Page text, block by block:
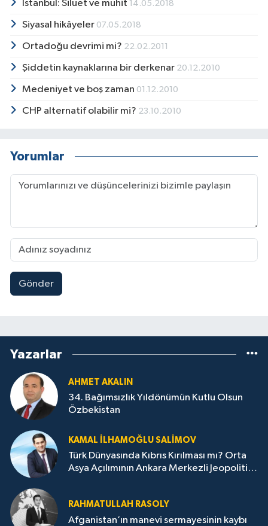
İstanbul: Siluet ve muhit 14.05.2018
Siyasal hikâyeler 07.05.2018
Ortadoğu devrimi mi? 22.02.2011
Şiddetin kaynaklarına bir derkenar 20.12.2010
Medeniyet ve boş zaman 01.12.2010
CHP alternatif olabilir mi? 23.10.2010
Yorumlar
Gönder
Yazarlar
AHMET AKALIN
34. Bağımsızlık Yıldönümün Kutlu Olsun
Özbekistan
KAMAL İLHAMOĞLU SALIMOV
Türk Dünyasında Kıbrıs Kırılması mı? Orta
Asya Açılımının Ankara Merkezli Jeopolitik
RAHMATULLAH RASOLY
Afganistan’ın manevi sermayesinin kaybı